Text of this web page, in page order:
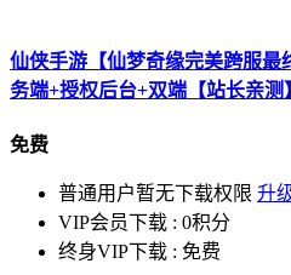
仙侠手游【仙梦奇缘完美跨服最
务端+授权后台+双端【站长亲测
免费
普通用户暂无下载权限 升
VIP会员下载 : 0积分
终身VIP下载 : 免费